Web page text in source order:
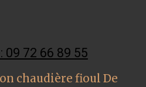
09 72 66 89 55
chaudière fioul De